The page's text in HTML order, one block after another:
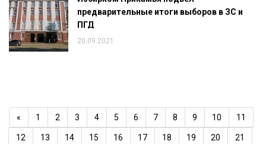
предварительные итоги выборов в ЗС и
ПГД
20.09.2021
« 1 2 3 4 5 6 7 8 9 10 11
12 13 14 15 16 17 18 19 20 21